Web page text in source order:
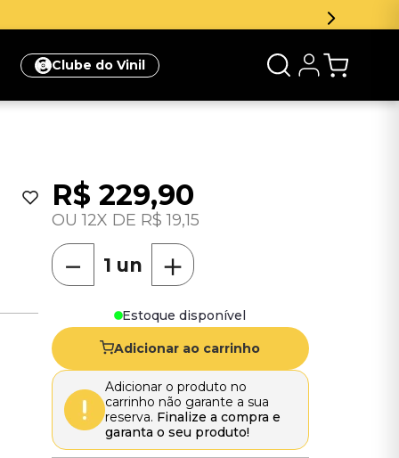
Clube do Vinil
R$ 229,90
12 R$ 19,15
＋
－
Estoque disponível
Adicionar ao carrinho
Adicionar o produto no
carrinho não garante a sua
reserva. Finalize a compra e
garanta o seu produto!